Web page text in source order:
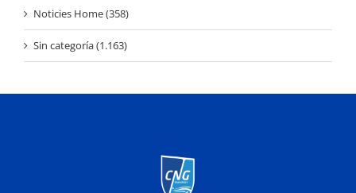
Noticies Home (358)
Sin categoría (1.163)